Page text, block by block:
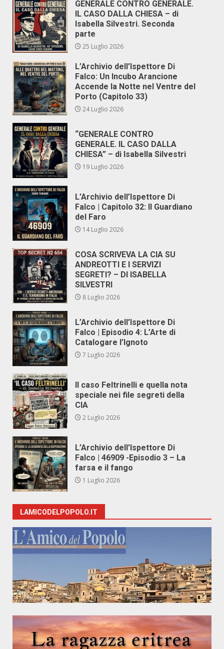
GENERALE CONTRO GENERALE.
IL CASO DALLA CHIESA – di
Isabella Silvestri. Seconda
parte
25 Luglio 2026
L’Archivio dell’Ispettore Di
Falco: Un Incubo Arancione
Accende la Notte nel Ventre del
Porto (Capitolo 33)
24 Luglio 2026
“GENERALE CONTRO
GENERALE. IL CASO DALLA
CHIESA” – di Isabella Silvestri
19 Luglio 2026
L’Archivio dell’Ispettore Di
Falco | Capitolo 32: Il Guardiano
del Faro
14 Luglio 2026
COSA SCRIVEVA LA CIA SU
ANDREOTTI E I SERVIZI
SEGRETI? – DI ISABELLA
SILVESTRI
8 Luglio 2026
L’Archivio dell’Ispettore Di
Falco | Episodio 4: L’Arte di
Catalogare l’Ignoto
7 Luglio 2026
Il caso Feltrinelli e quella nota
speciale nei file segreti della
CIA
2 Luglio 2026
L’Archivio dell’Ispettore Di
Falco | 46909 -Episodio 3 – La
farsa e il fango
1 Luglio 2026
LAMICODELPOPOLO.IT